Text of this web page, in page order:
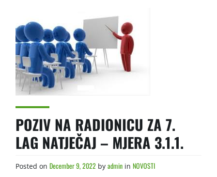
POZIV NA RADIONICU ZA 7.
LAG NATJEČAJ – MJERA 3.1.1.
Posted on December 9, 2022 by admin in NOVOSTI